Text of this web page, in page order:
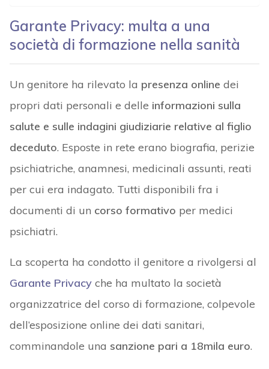
Garante Privacy: multa a una
società di formazione nella sanità
Un genitore ha rilevato la presenza online dei
propri dati personali e delle informazioni sulla
salute e sulle indagini giudiziarie relative al figlio
deceduto. Esposte in rete erano biografia, perizie
psichiatriche, anamnesi, medicinali assunti, reati
per cui era indagato. Tutti disponibili fra i
documenti di un corso formativo per medici
psichiatri.
La scoperta ha condotto il genitore a rivolgersi al
Garante Privacyche ha multato la società
organizzatrice del corso di formazione, colpevole
dell’esposizione online dei dati sanitari,
comminandole una sanzione pari a 18mila euro.